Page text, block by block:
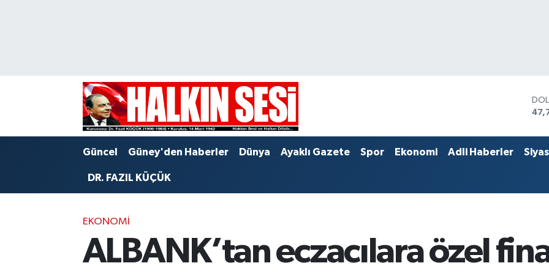
Güncel Güney'den Haberler Dünya Ayaklı Gazete Spor Ekonomi Adli Haberler
DR. FAZIL KÜÇÜK
EKONOMI
ALBANK’tan eczacılara özel
Trafik Durumu
Puan Durumu ve Fikstür